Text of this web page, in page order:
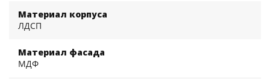
Материал корпуса
ЛДСП
Материал фасада
МДФ